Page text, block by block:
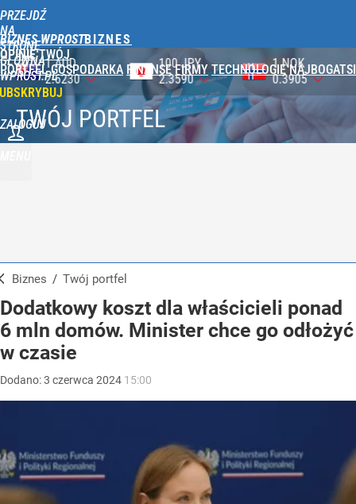
PRZEJDŹ
NA
STRONĘ
GŁÓWNĄ
WPROST.PL
BIZNES WPROST
OPINIE TWÓJ
PORTFEL GOSPODARKA FINANSE FIRMY TECHNOLOGIE NAJBOGATSI
ZALOGUJ
100 JPY
2.3590
1 NOK
0.3905
1 DKK
0.5750
TWÓJ PORTFEL
Biznes / Twój portfel
Dodatkowy koszt dla właścicieli ponad
6 mln domów. Minister chce go odłożyć
w czasie
Dodano:3 czerwca 2024 15:00